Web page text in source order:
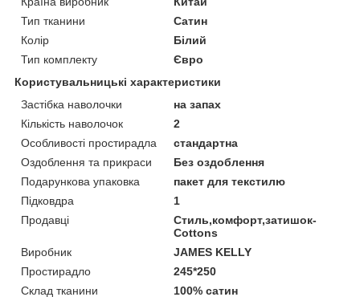
Тип тканини
Сатин
Колір
Білий
Тип комплекту
Євро
Користувальницькі характеристики
Застібка наволочки
на запах
Кількість наволочок
2
Особливості простирадла
стандартна
Оздоблення та прикраси
Без оздоблення
Подарункова упаковка
пакет для текстилю
Підковдра
1
Продавці
Стиль,комфорт,затишок-
Cottons
Виробник
JAMES KELLY
Простирадло
245*250
Склад тканини
100% сатин